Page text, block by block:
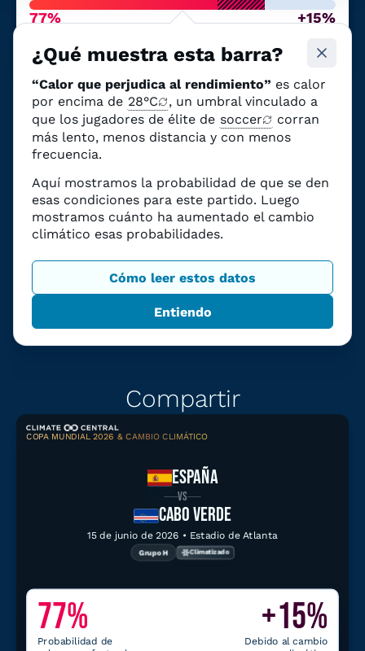
77%
afecte al rendimiento
+15%
climático
El partido del 15 de junio en Estadio de
Atlanta( Españavs.Cabo Verde)teníaun77%
de probabilidad de calor que pueda impactar
al rendimiento.
Esas probabilidades
15 puntos
climático.
La ciencia, explicada
Compartir
COPA MUNDIAL 2026 & CAMBIO CLIMÁTICO
ESPAÑA
VS
CABO VERDE
15 de junio de 2026 • Estadio de Atlanta
Grupo H Climatizado
77%
Probabilidad de
+15%
Debido al cambio
Explorar datos relacionados
Herramientas climáticas para
¿Qué muestra esta barra?
“Calor que perjudica al rendimiento” es calor
por encima de 28°C
, un umbral vinculado a
que los jugadores de élite de soccer
corran
más lento, menos distancia y con menos
frecuencia.
Aquí mostramos la probabilidad de que se den
esas condiciones para este partido. Luego
mostramos cuánto ha aumentado el cambio
climático esas probabilidades.
Entiendo
Cómo leer estos datos